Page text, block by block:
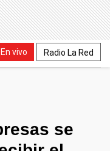
En vivo Radio La Red
se